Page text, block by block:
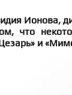
Ионова,
что
и